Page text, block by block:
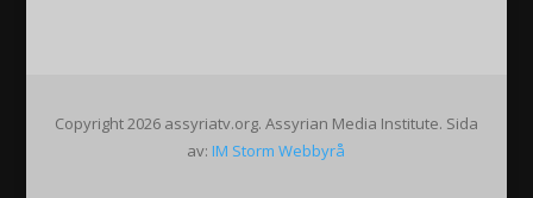
Copyright 2026 assyriatv.org. Assyrian Media Institute. Sida
av: IM Storm Webbyrå